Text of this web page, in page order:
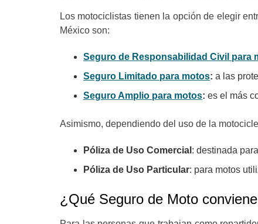
Los motociclistas tienen la opción de elegir
México son:
Seguro de Responsabilidad Civil para
Seguro Limitado para motos: a las
Seguro Amplio para motos: es el más
Asimismo, dependiendo del uso de la
Póliza de Uso Comercial : destinada
Póliza de Uso Particular: para motos
¿Qué Seguro de Moto